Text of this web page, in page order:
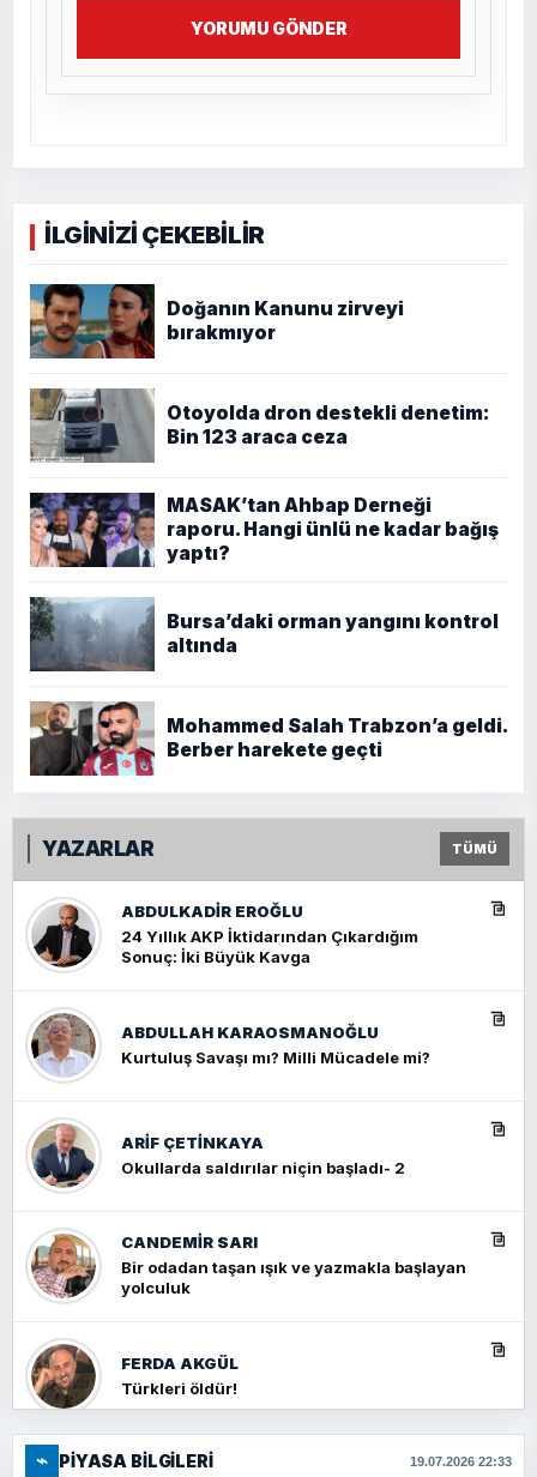
YORUMU GÖNDER
İLGİNİZİ ÇEKEBİLİR
Doğanın Kanunu zirveyi
bırakmıyor
Otoyolda dron destekli denetim:
Bin 123 araca ceza
MASAK’tan Ahbap Derneği
raporu. Hangi ünlü ne kadar bağış
yaptı?
Bursa’daki orman yangını kontrol
altında
Mohammed Salah Trabzon’a geldi.
Berber harekete geçti
YAZARLAR TÜMÜ
ABDULKADIR EROĞLU
24 Yıllık AKP İktidarından Çıkardığım
Sonuç: İki Büyük Kavga
ABDULLAH KARAOSMANOĞLU
Kurtuluş Savaşı mı? Milli Mücadele mi?
ARIF ÇETİNKAYA
Okullarda saldırılar niçin başladı- 2
CANDEMIR SARI
Bir odadan taşan ışık ve yazmakla başlayan
yolculuk
FERDA AKGÜL
Türkleri öldür!
FERHAT BÜYÜKKALKAN
⌁ PIYASA BILGILERI 19.07.2026 22:33